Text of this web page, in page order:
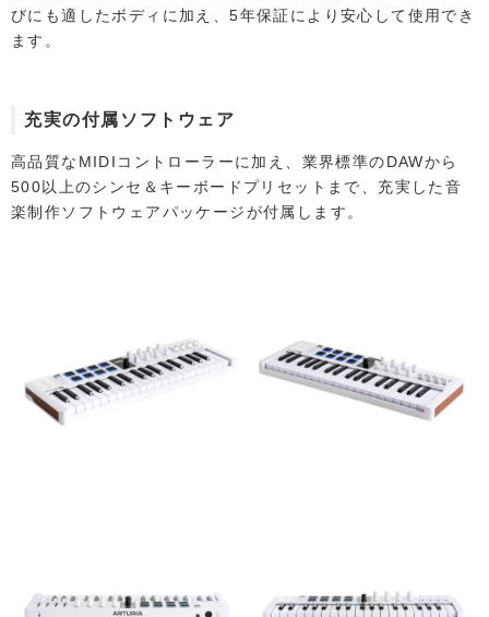
びにも適したボディに加え、5年保証により安心して使用でき
ます。
充実の付属ソフトウェア
高品質なMIDIコントローラーに加え、業界標準のDAWから
500以上のシンセ＆キーボードプリセットまで、充実した音
楽制作ソフトウェアパッケージが付属します。